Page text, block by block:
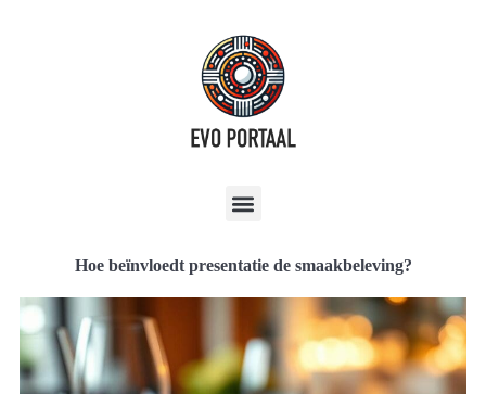
Hoe beïnvloedt presentatie de smaakbeleving?